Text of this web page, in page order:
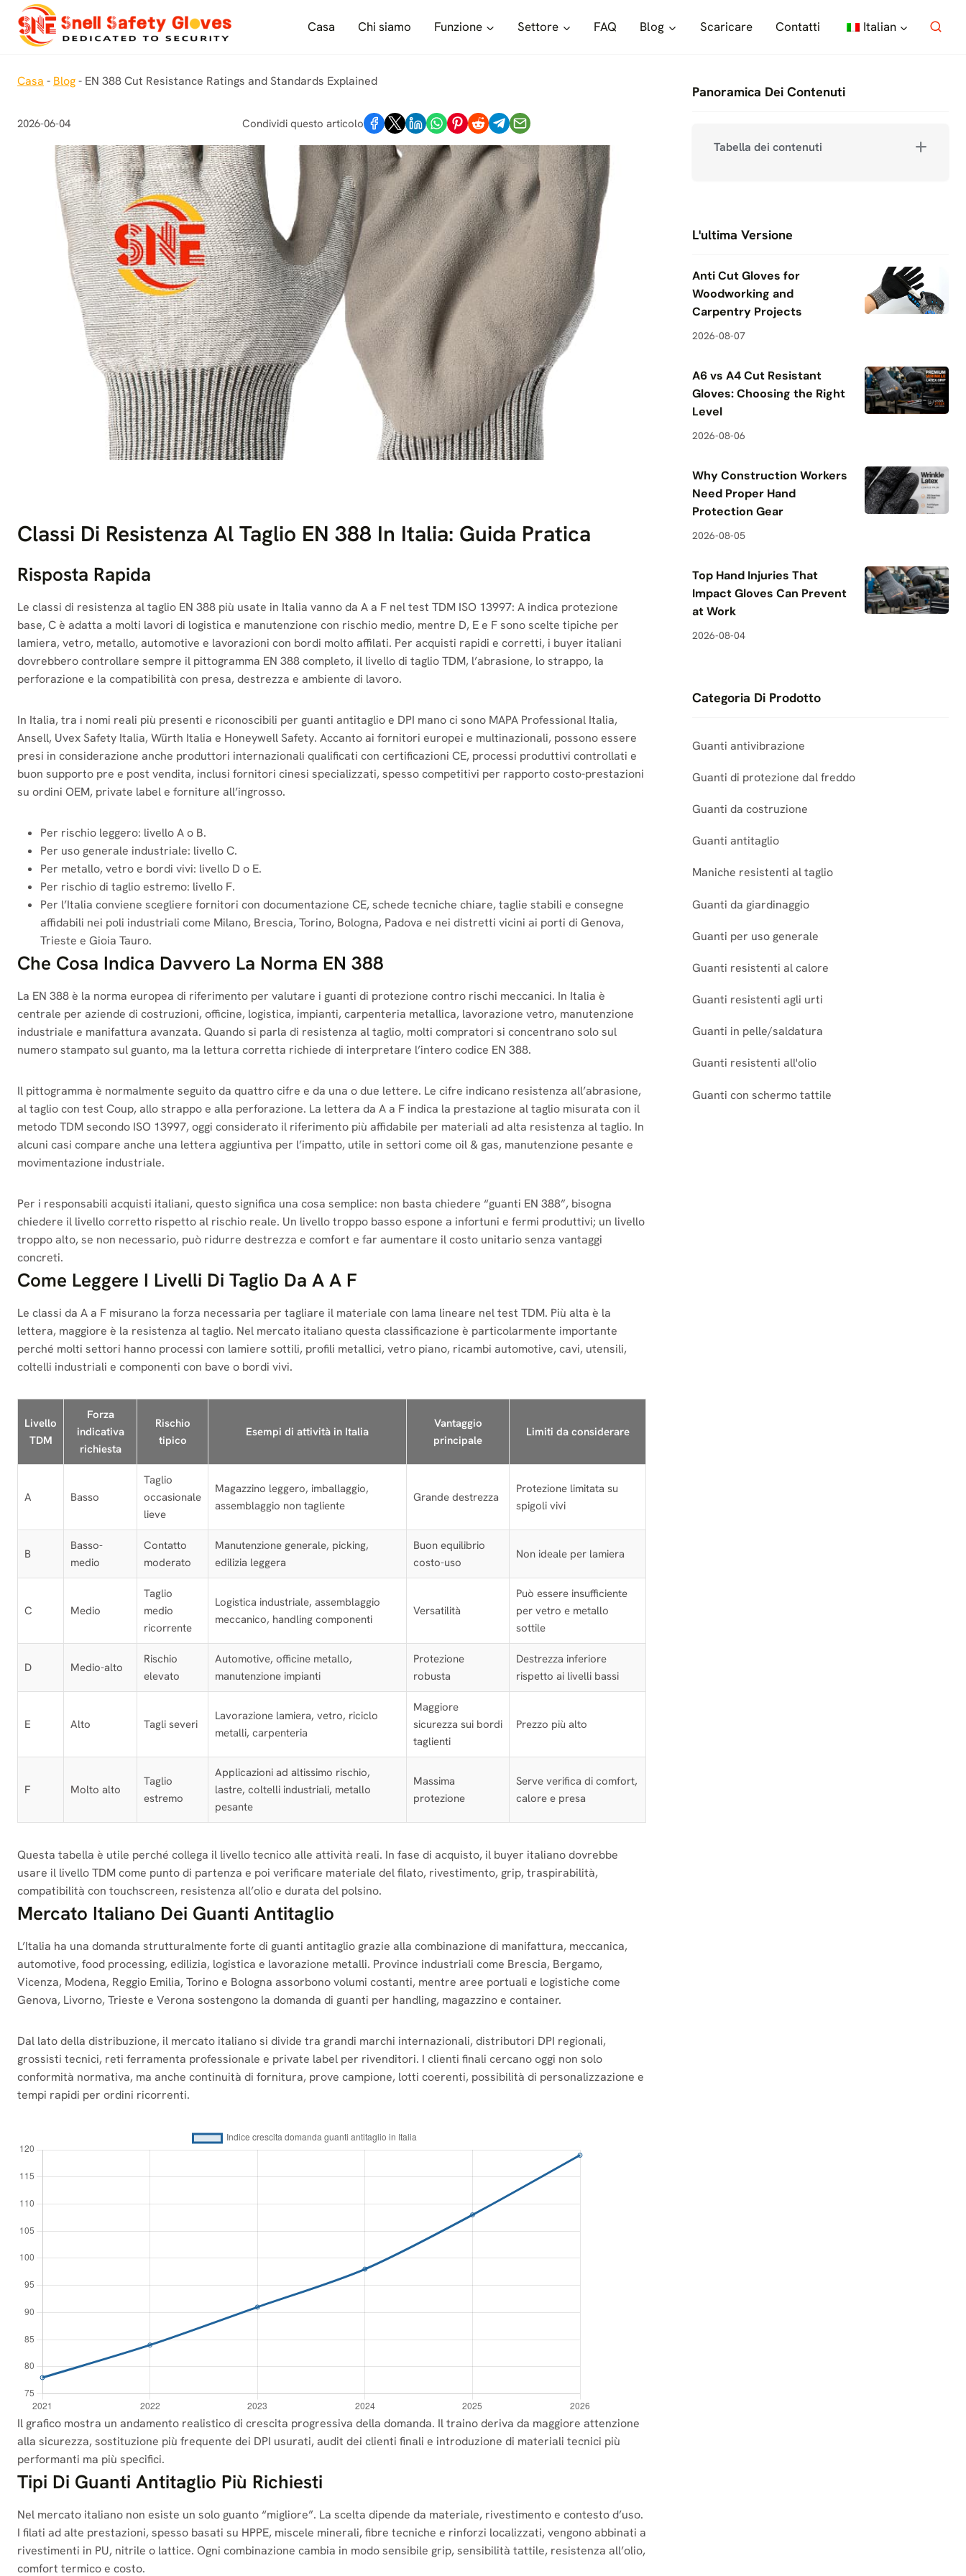
Salta
contenuto
Casa Chi siamo Funzione Settore FAQ Blog Scaricare Contatti Italian
Casa - Blog- EN 388 Cut Resistance Ratings and Standards Explained
2026-06-04 Condividi questo articolo
Classi Di Resistenza Al Taglio EN 388 In Italia: Guida Pratica
Risposta Rapida
Le classi di resistenza al taglio EN 388 più usate in Italia vanno da A a F nel test TDM ISO 13997: A indica protezione
base, C è adatta a molti lavori di logistica e manutenzione con rischio medio, mentre D, E e F sono scelte tipiche per
lamiera, vetro, metallo, automotive e lavorazioni con bordi molto affilati. Per acquisti rapidi e corretti, i buyer italiani
dovrebbero controllare sempre il pittogramma EN 388 completo, il livello di taglio TDM, l’abrasione, lo strappo, la
perforazione e la compatibilità con presa, destrezza e ambiente di lavoro.
In Italia, tra i nomi reali più presenti e riconoscibili per guanti antitaglio e DPI mano ci sono MAPA Professional Italia,
Ansell, Uvex Safety Italia, Würth Italia e Honeywell Safety. Accanto ai fornitori europei e multinazionali, possono essere
presi in considerazione anche produttori internazionali qualificati con certificazioni CE, processi produttivi controllati e
buon supporto pre e post vendita, inclusi fornitori cinesi specializzati, spesso competitivi per rapporto costo-prestazioni
su ordini OEM, private label e forniture all’ingrosso.
Per rischio leggero: livello A o B.
Per uso generale industriale: livello C.
Per metallo, vetro e bordi vivi: livello D o E.
Per rischio di taglio estremo: livello F.
Per l’Italia conviene scegliere fornitori con documentazione CE, schede tecniche chiare, taglie stabili e consegne
affidabili nei poli industriali come Milano, Brescia, Torino, Bologna, Padova e nei distretti vicini ai porti di Genova,
Trieste e Gioia Tauro.
Che Cosa Indica Davvero La Norma EN 388
La EN 388 è la norma europea di riferimento per valutare i guanti di protezione contro rischi meccanici. In Italia è
centrale per aziende di costruzioni, officine, logistica, impianti, carpenteria metallica, lavorazione vetro, manutenzione
industriale e manifattura avanzata. Quando si parla di resistenza al taglio, molti compratori si concentrano solo sul
numero stampato sul guanto, ma la lettura corretta richiede di interpretare l’intero codice EN 388.
Il pittogramma è normalmente seguito da quattro cifre e da una o due lettere. Le cifre indicano resistenza all’abrasione,
al taglio con test Coup, allo strappo e alla perforazione. La lettera da A a F indica la prestazione al taglio misurata con il
metodo TDM secondo ISO 13997, oggi considerato il riferimento più affidabile per materiali ad alta resistenza al taglio. In
alcuni casi compare anche una lettera aggiuntiva per l’impatto, utile in settori come oil & gas, manutenzione pesante e
movimentazione industriale.
Per i responsabili acquisti italiani, questo significa una cosa semplice: non basta chiedere “guanti EN 388”, bisogna
chiedere il livello corretto rispetto al rischio reale. Un livello troppo basso espone a infortuni e fermi produttivi; un livello
troppo alto, se non necessario, può ridurre destrezza e comfort e far aumentare il costo unitario senza vantaggi
concreti.
Come Leggere I Livelli Di Taglio Da A A F
Le classi da A a F misurano la forza necessaria per tagliare il materiale con lama lineare nel test TDM. Più alta è la
lettera, maggiore è la resistenza al taglio. Nel mercato italiano questa classificazione è particolarmente importante
perché molti settori hanno processi con lamiere sottili, profili metallici, vetro piano, ricambi automotive, cavi, utensili,
coltelli industriali e componenti con bave o bordi vivi.
Livello
TDM
Forza
indicativa
richiesta
Rischio
tipico
Esempi di attività in Italia
Vantaggio
principale
Limiti da considerare
A Basso
Taglio
occasionale
lieve
Magazzino leggero, imballaggio,
assemblaggio non tagliente
Grande destrezza
Protezione limitata su
spigoli vivi
B
Basso-
medio
Contatto
moderato
Manutenzione generale, picking,
edilizia leggera
Buon equilibrio
costo-uso
Non ideale per lamiera
C Medio
Taglio
medio
ricorrente
Logistica industriale, assemblaggio
meccanico, handling componenti
Versatilità
Può essere insufficiente
per vetro e metallo
sottile
D Medio-alto
Rischio
elevato
Automotive, officine metallo,
manutenzione impianti
Protezione
robusta
Destrezza inferiore
rispetto ai livelli bassi
E Alto Tagli severi
Lavorazione lamiera, vetro, riciclo
metalli, carpenteria
Maggiore
sicurezza sui bordi
taglienti
Prezzo più alto
F Molto alto
Taglio
estremo
Applicazioni ad altissimo rischio,
lastre, coltelli industriali, metallo
pesante
Massima
protezione
Serve verifica di comfort,
calore e presa
Questa tabella è utile perché collega il livello tecnico alle attività reali. In fase di acquisto, il buyer italiano dovrebbe
usare il livello TDM come punto di partenza e poi verificare materiale del filato, rivestimento, grip, traspirabilità,
compatibilità con touchscreen, resistenza all’olio e durata del polsino.
Mercato Italiano Dei Guanti Antitaglio
L’Italia ha una domanda strutturalmente forte di guanti antitaglio grazie alla combinazione di manifattura, meccanica,
automotive, food processing, edilizia, logistica e lavorazione metalli. Province industriali come Brescia, Bergamo,
Vicenza, Modena, Reggio Emilia, Torino e Bologna assorbono volumi costanti, mentre aree portuali e logistiche come
Genova, Livorno, Trieste e Verona sostengono la domanda di guanti per handling, magazzino e container.
Dal lato della distribuzione, il mercato italiano si divide tra grandi marchi internazionali, distributori DPI regionali,
grossisti tecnici, reti ferramenta professionale e private label per rivenditori. I clienti finali cercano oggi non solo
conformità normativa, ma anche continuità di fornitura, prove campione, lotti coerenti, possibilità di personalizzazione e
tempi rapidi per ordini ricorrenti.
Il grafico mostra un andamento realistico di crescita progressiva della domanda. Il traino deriva da maggiore attenzione
alla sicurezza, sostituzione più frequente dei DPI usurati, audit dei clienti finali e introduzione di materiali tecnici più
performanti ma più specifici.
Tipi Di Guanti Antitaglio Più Richiesti
Nel mercato italiano non esiste un solo guanto “migliore”. La scelta dipende da materiale, rivestimento e contesto d’uso.
I filati ad alte prestazioni, spesso basati su HPPE, miscele minerali, fibre tecniche e rinforzi localizzati, vengono abbinati a
rivestimenti in PU, nitrile o lattice. Ogni combinazione cambia in modo sensibile grip, sensibilità tattile, resistenza all’olio,
comfort termico e costo.
Panoramica Dei Contenuti
Tabella dei contenuti
L'ultima Versione
Anti Cut Gloves for
Woodworking and
Carpentry Projects
2026-08-07
A6 vs A4 Cut Resistant
Gloves: Choosing the Right
Level
2026-08-06
Why Construction Workers
Need Proper Hand
Protection Gear
2026-08-05
Top Hand Injuries That
Impact Gloves Can Prevent
at Work
2026-08-04
Categoria Di Prodotto
Guanti antivibrazione
Guanti di protezione dal freddo
Guanti da costruzione
Guanti antitaglio
Maniche resistenti al taglio
Guanti da giardinaggio
Guanti per uso generale
Guanti resistenti al calore
Guanti resistenti agli urti
Guanti in pelle/saldatura
Guanti resistenti all'olio
Guanti con schermo tattile